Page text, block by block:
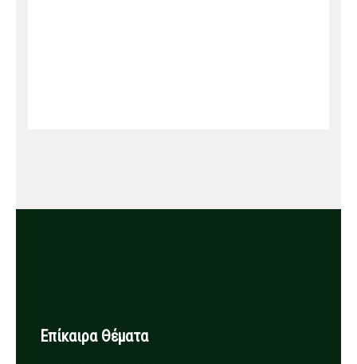
Επίκαιρα Θέματα